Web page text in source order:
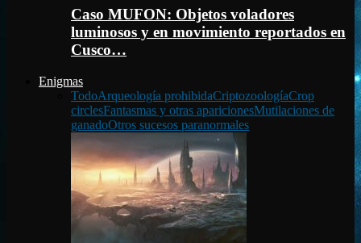
Caso MUFON: Objetos voladores
luminosos y en movimiento reportados en
Cusco…
Enigmas
TodoArqueología prohibidaCriptozoologíaCrop
circlesFantasmas y otras aparicionesMutilaciones de
ganadoOtros sucesos paranormales